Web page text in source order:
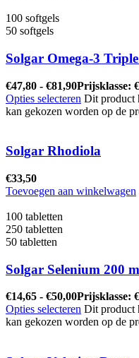
100 softgels
50 softgels
Solgar Omega-3
€47,80 - €81,90Prijsklasse:
Opties selecteren Dit product
kan gekozen worden op de
Solgar Rhodiola
€33,50
Toevoegen aan winkelwagen
100 tabletten
250 tabletten
50 tabletten
Solgar Selenium 200
€14,65 - €50,00Prijsklasse:
Opties selecteren Dit product
kan gekozen worden op de